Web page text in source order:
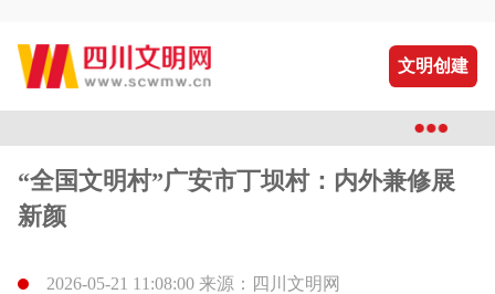
文明创建
“全国文明村”广安市丁坝村：内外兼修展
新颜
2026-05-21 11:08:00 来源：四川文明网